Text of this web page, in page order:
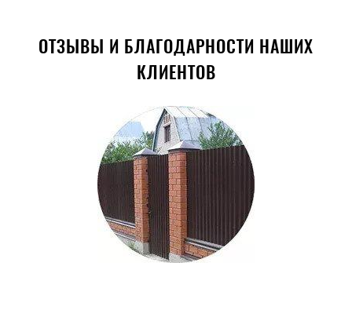
ОТЗЫВЫ И БЛАГОДАРНОСТИ НАШИХ
КЛИЕНТОВ